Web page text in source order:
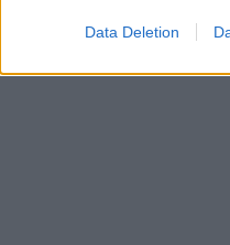
Data Deletion